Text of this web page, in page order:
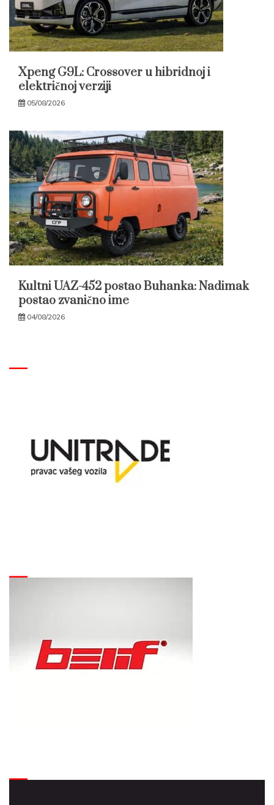
Xpeng G9L: Crossover u hibridnoj i
električnoj verziji
05/08/2026
Kultni UAZ-452 postao Buhanka: Nadimak
postao zvanično ime
04/08/2026